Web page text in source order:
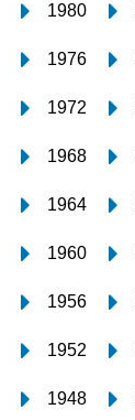
1980
1976
1972
1968
1964
1960
1956
1952
1948